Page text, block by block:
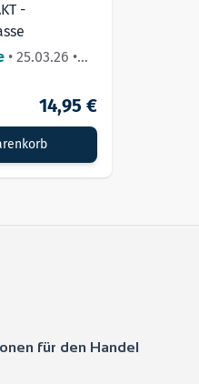
-
• 25.03.26 •
14,95 €
für den Handel